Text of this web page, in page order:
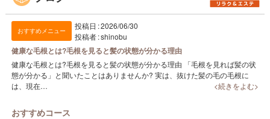
おすすめメニュー
投稿日 2026/06/30
投稿者 shinobu
健康な毛根とは?毛根を見ると髪の状態が分かる理由
健康な毛根とは?毛根を見ると髪の状態が分かる理由 「毛根を見れば髪の状
態が分かる」と聞いたことはありませんか? 実は、抜けた髪の毛の毛根に
は、現在…
<続きをよむ>
おすすめコース